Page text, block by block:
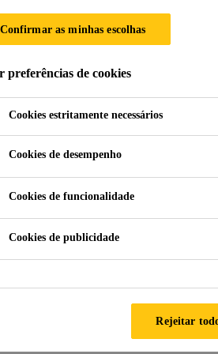
200
do cimento, que permite
Aplicação
Confirmar as minhas escolhas
preferências de cookies
Cookies estritamente necessários
Cookies de desempenho
Cookies de funcionalidade
Cookies de publicidade
Rejeitar